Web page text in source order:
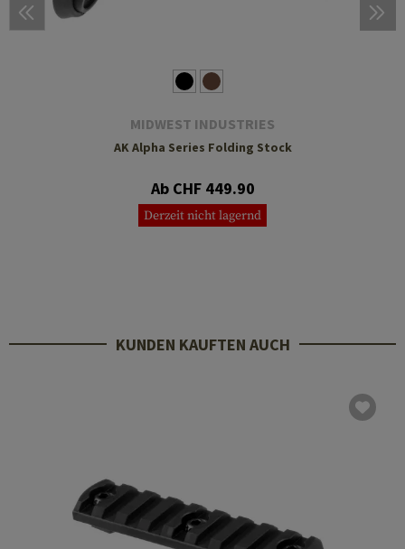
MIDWEST INDUSTRIES
AK Alpha Series Folding Stock
Ab CHF 449.90
Derzeit nicht lagernd
KUNDEN KAUFTEN AUCH